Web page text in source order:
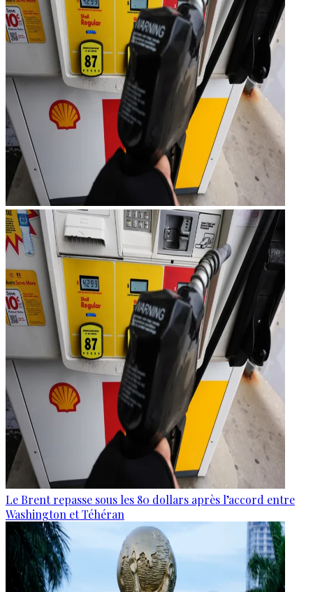
Le Brent repasse sous les 80 dollars après l’accord entre
Washington et Téhéran